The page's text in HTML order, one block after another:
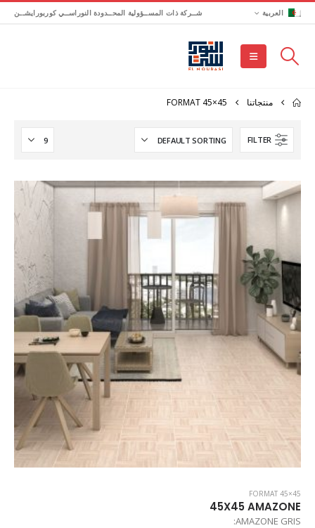
العربية شــركة ذات المســؤولية المحــدودة النوراســي كوربورايشــن
منتجاتنا FORMAT 45×45
FILTER
FORMAT 45×45
45X45 AMAZONE
AMAZONE GRIS: